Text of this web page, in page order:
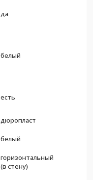
да
белый
есть
дюропласт
белый
горизонтальный
(в стену)